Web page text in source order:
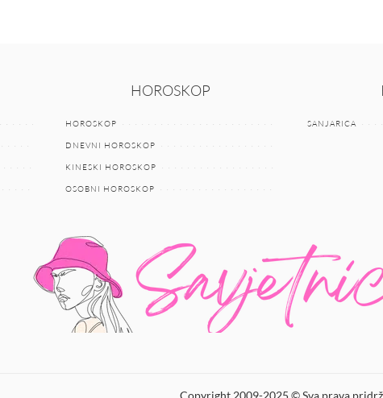
HOROSKOP
HOROSKOP
DNEVNI HOROSKOP
KINESKI HOROSKOP
OSOBNI HOROSKOP
SANJARICA
Copyright 2009-2025 © Sva prava